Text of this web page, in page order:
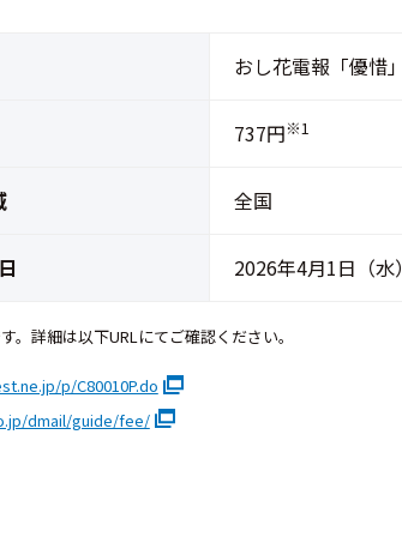
おし花電報「優惜」
737円※1
全国
2026年4月1日（水）
詳細は以下URLにてご確認ください。
p/C80010P.do
dmail/guide/fee/